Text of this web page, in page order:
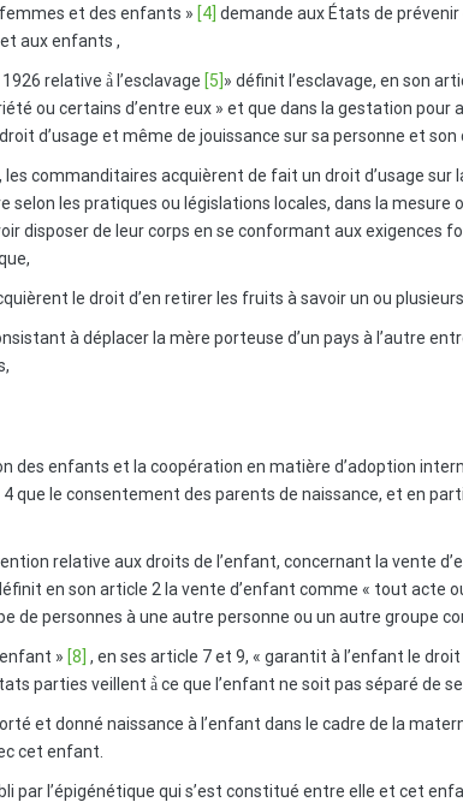
et des enfants » [4] demande aux États de
aux enfants ,
relative à̀ l’esclavage [5] » définit l’esclavage, en son
ou certains d’entre eux » et que dans la gestation
d’usage et même de jouissance sur sa personne et son
commanditaires acquièrent de fait un droit d’usage sur
selon les pratiques ou législations locales, dans la
disposer de leur corps en se conformant aux exigences
le droit d’en retirer les fruits à savoir un ou
à déplacer la mère porteuse d’un pays à l’autre
des enfants et la coopération en matière d’adoption
que le consentement des parents de naissance, et en
relative aux droits de l’enfant, concernant la vente
en son article 2 la vente d’enfant comme « tout acte
de personnes à une autre personne ou un autre groupe
» [8] , en ses article 7 et 9, « garantit à l’enfant le
parties veillent à̀ ce que l’enfant ne soit pas séparé de
et donné naissance à l’enfant dans le cadre de la
cet enfant.
par l’épigénétique qui s’est constitué entre elle et cet